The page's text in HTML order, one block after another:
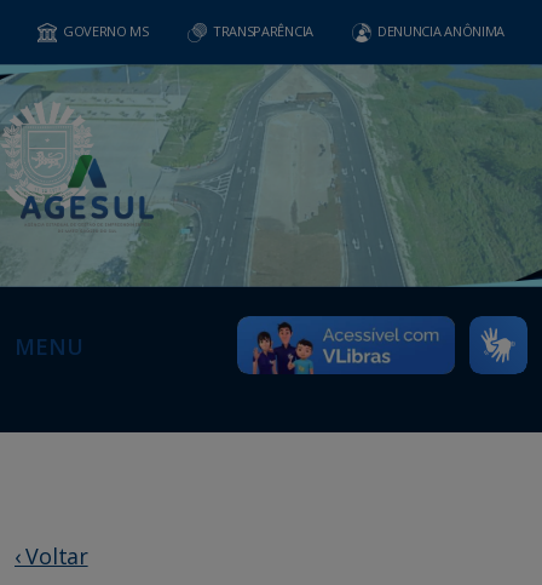
GOVERNO MS TRANSPARÊNCIA DENUNCIA ANÔNIMA
MENU
‹ Voltar